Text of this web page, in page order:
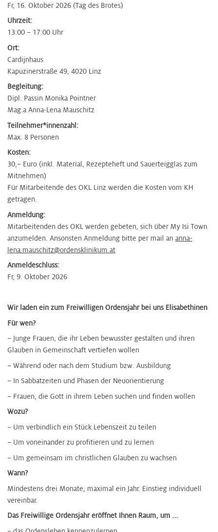
Fr, 16. Oktober 2026 (Tag des Brotes)
Uhrzeit:
13:00 – 17:00 Uhr
Ort:
Cardijnhaus
Kapuzinerstraße 49, 4020 Linz
Begleitung:
Dipl. Passin Monika Pointner
Mag.a Anna-Lena Mauschitz
Teilnehmer*innenzahl:
Max. 8 Personen
Kosten:
30,– Euro (inkl. Material, Rezepteheft und Sauerteigglas zum
Mitnehmen)
Für Mitarbeitende des OKL Linz werden die Kosten vom KH
getragen.
Anmeldung:
Mitarbeitenden des OKL werden gebeten, sich über My Isi Town
anzumelden. Ansonsten Anmeldung bitte per mail an anna-
lena.mauschitz@ordensklinikum.at
Anmeldeschluss:
Fr, 9. Oktober 2026
​Wir laden ein zum Freiwilligen Ordensjahr bei uns Elisabethinen​
​Für wen?
– Junge Frauen, die ihr Leben bewusster gestalten und ihren
Glauben in Gemeinschaft vertiefen wollen
– Während oder nach dem Studium bzw. Ausbildung
– In Sabbatzeiten und Phasen der Neuorientierung
– Frauen, die Gott in ihrem Leben suchen und finden wollen
Wozu?
– Um verbindlich ein Stück Lebenszeit zu teilen
– Um voneinander zu profitieren und zu lernen
– Um gemeinsam im christlichen Glauben zu wachsen
Wann?
Mindestens drei Monate, maximal ein Jahr. Einstieg individuell
vereinbar.
Das Freiwillige Ordensjahr eröffnet Ihnen Raum, um ...